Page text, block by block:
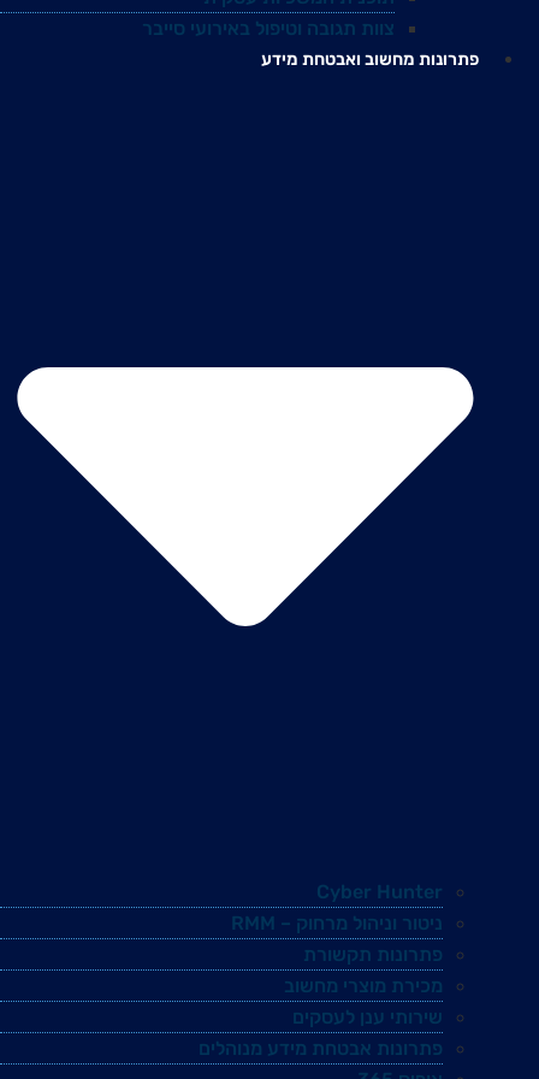
צוות תגובה וטיפול באירועי סייבר
פתרונות מחשוב ואבטחת מידע
Cyber Hunter
ניטור וניהול מרחוק – RMM
פתרונות תקשורת
מכירת מוצרי מחשוב
שירותי ענן לעסקים
פתרונות אבטחת מידע מנוהלים